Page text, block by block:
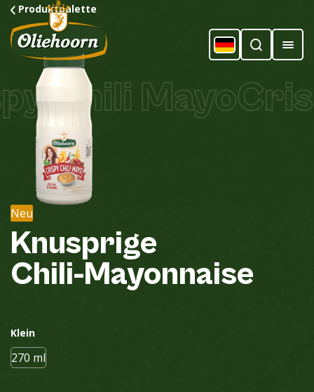
Produktpalette
Chili Mayo
Neu
Knusprige
Chili-Mayonnaise
Klein
270 ml